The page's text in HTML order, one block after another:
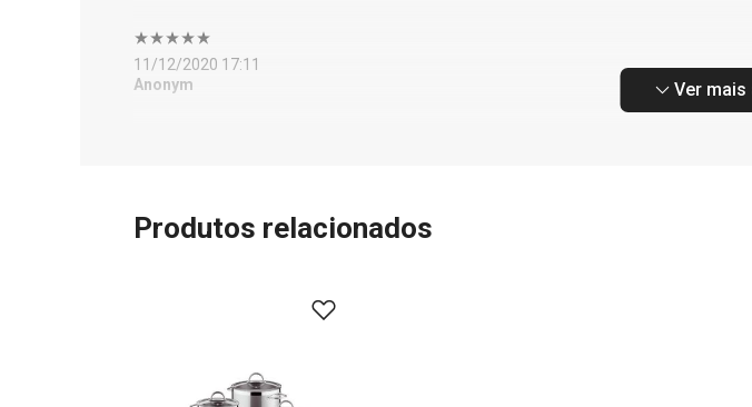
11/12/2020 17:11
Anonym
Ver mais
Produtos relacionados